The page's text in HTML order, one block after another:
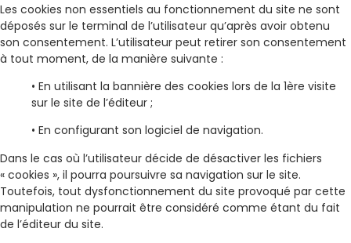
Les cookies non essentiels au fonctionnement du site ne sont
déposés sur le terminal de l’utilisateur qu’après avoir obtenu
son consentement. L’utilisateur peut retirer son consentement
à tout moment, de la manière suivante :
• En utilisant la bannière des cookies lors de la 1ère visite
sur le site de l’éditeur ;
• En configurant son logiciel de navigation.
Dans le cas où l’utilisateur décide de désactiver les fichiers
« cookies », il pourra poursuivre sa navigation sur le site.
Toutefois, tout dysfonctionnement du site provoqué par cette
manipulation ne pourrait être considéré comme étant du fait
de l’éditeur du site.